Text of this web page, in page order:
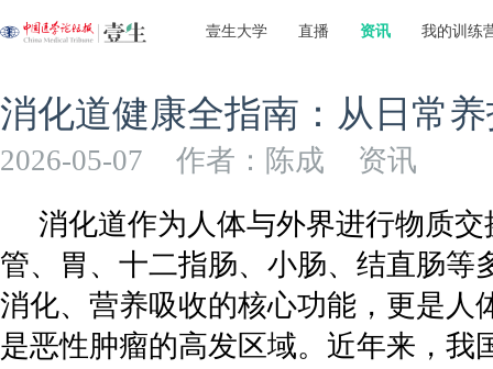
壹生大学 直播 资讯 我的训练
消化道健康全指南：从日常
2026-05-07 作者：陈成
资讯
消化道作为人体与外界进行物质交
管、胃、十二指肠、小肠、结直肠等
消化、营养吸收的核心功能，更是人
是恶性肿瘤的高发区域。近年来，我